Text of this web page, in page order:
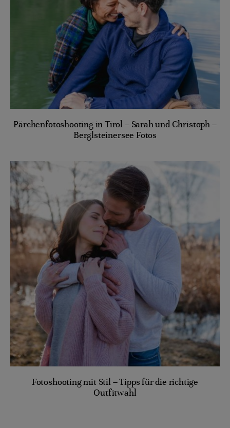
Pärchenfotoshooting in Tirol – Sarah und Christoph –
Berglsteinersee Fotos
Fotoshooting mit Stil – Tipps für die richtige
Outfitwahl